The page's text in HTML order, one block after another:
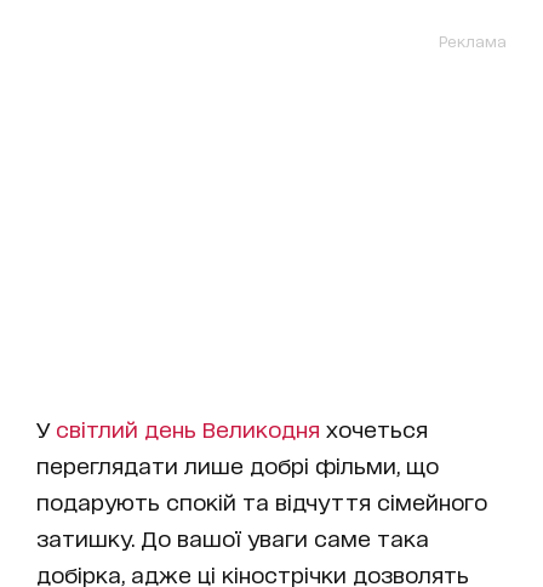
Реклама
Усвітлий день Великодня хочеться
переглядати лише добрі фільми, що
подарують спокій та відчуття сімейного
затишку. До вашої уваги саме така
добірка, адже ці кінострічки дозволять